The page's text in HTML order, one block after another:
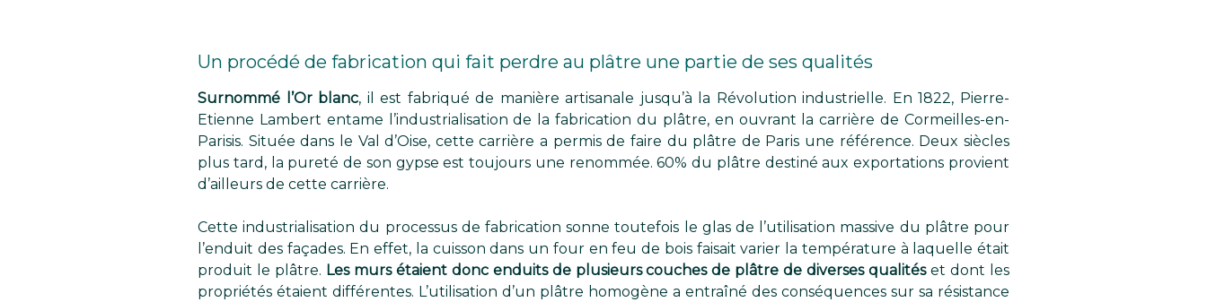
Un procédé de fabrication qui fait perdre au plâtre une partie de ses qualités
Surnommé l’Or blanc, il est fabriqué de manière artisanale jusqu’à la Révolution industrielle. En 1822, Pierre-
Etienne Lambert entame l’industrialisation de la fabrication du plâtre, en ouvrant la carrière de Cormeilles-en-
Parisis. Située dans le Val d’Oise, cette carrière a permis de faire du plâtre de Paris une référence. Deux siècles
plus tard, la pureté de son gypse est toujours une renommée. 60% du plâtre destiné aux exportations provient
d’ailleurs de cette carrière.
Cette industrialisation du processus de fabrication sonne toutefois le glas de l’utilisation massive du plâtre pour
l’enduit des façades. En effet, la cuisson dans un four en feu de bois faisait varier la température à laquelle était
produit le plâtre. Les murs étaient donc enduits de plusieurs couches de plâtre de diverses qualitéset dont les
propriétés étaient différentes. L’utilisation d’un plâtre homogène a entraîné des conséquences sur sa résistance